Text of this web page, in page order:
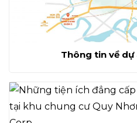
Thông tin về dự